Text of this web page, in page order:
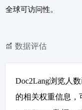
全球可访问性。
数据评估
Doc2Lang浏览人
的相关权重信息，